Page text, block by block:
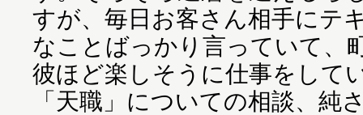
すが、毎日お客さん相手にテ
なことばっかり言っていて、
彼ほど楽しそうに仕事をして
「天職」についての相談、純